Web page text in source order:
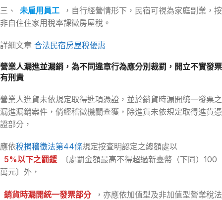
三、 未雇用員工
，自行經營情形下，民宿可視為家庭副業，按
非自住住家用稅率課徵房屋稅。
詳細文章 合法民宿房屋稅優惠
營業人漏進並漏銷，為不同違章行為應分別裁罰，開立不實發票
有刑責
營業人進貨未依規定取得進項憑證，並於銷貨時漏開統一發票之
漏進漏銷案件，倘經稽徵機關查獲，除進貨未依規定取得進貨憑
證部分，
應依稅捐稽徵法第44條規定按查明認定之總額處以
5%以下之罰鍰
〔處罰金額最高不得超過新臺幣（下同）100
萬元〕外，
銷貨時漏開統一發票部分
，亦應依加值型及非加值型營業稅法